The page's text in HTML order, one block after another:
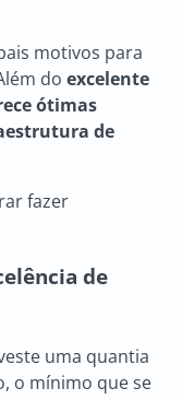
motivos para
doexcelente
ótimas
de
fazer
de
uma quantia
o mínimo que se